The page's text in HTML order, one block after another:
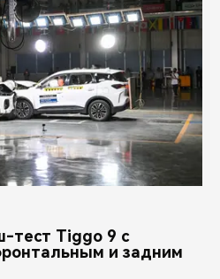
тест Tiggo 9 с
и задним